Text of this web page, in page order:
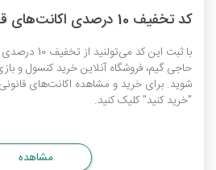
کد تخفیف 10 درصدی اکانت‌های قانونی بازی حاجی گیم
با ثبت این کد
حاجی گیم، فروشگاه آنلاین خرید کنسول و
شوید. برای خرید و مشاهده اکانت‌های
"خرید کنید" کلیک کنید.
مشاهده